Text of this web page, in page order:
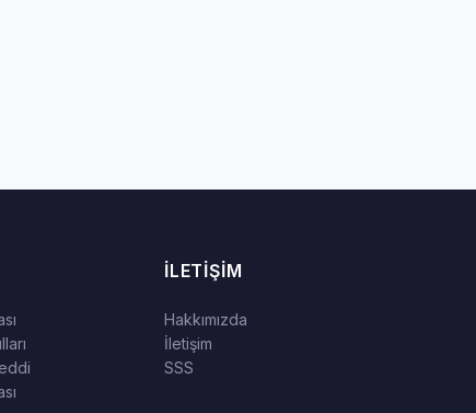
İLETIŞIM
Hakkımızda
İletişim
SSS